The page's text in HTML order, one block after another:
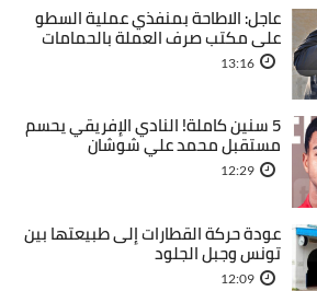
عاجل: الاطاحة بمنفذي عملية السطو
على مكتب صرف العملة بالحمامات
13:16
5 سنين كاملة! النادي الإفريقي يحسم
مستقبل محمد علي شوشان
12:29
عودة حركة القطارات إلى طبيعتها بين
تونس وجبل الجلود
12:09